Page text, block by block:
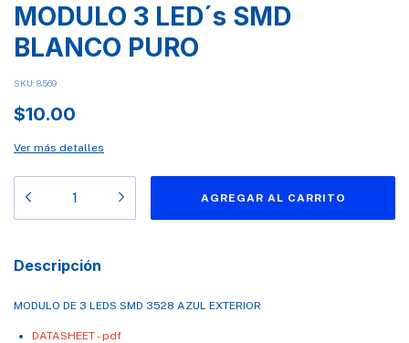
MODULO 3 LED´s SMD
BLANCO PURO
SKU: 8569
$10.00
Ver más detalles
Descripción
MODULO DE 3 LEDS SMD 3528 AZUL EXTERIOR
DATASHEET - pdf